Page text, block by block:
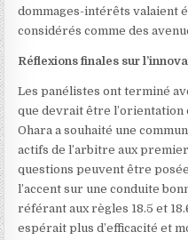
dommages-intérêts valaient
considérés comme des
Réflexions finales sur
Les panélistes ont terminé
que devrait être l’orientation
Ohara a souhaité une
actifs de l’arbitre aux
questions peuvent être
l’accent sur une conduite
référant aux règles 18.5 et
espérait plus d’efficacité et